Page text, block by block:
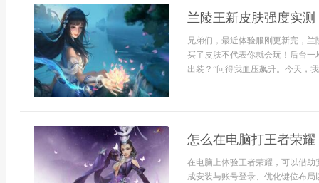
兰陵王新皮肤强度实
兄弟们，最近体验服刚更新完，
买了皮肤不代表你就会玩！后台一
出装？”问得我血压飙升。今天，
怎么在电脑打王者荣耀
在电脑上体验王者荣耀，可以借
成安装与账号登录、优化键位布